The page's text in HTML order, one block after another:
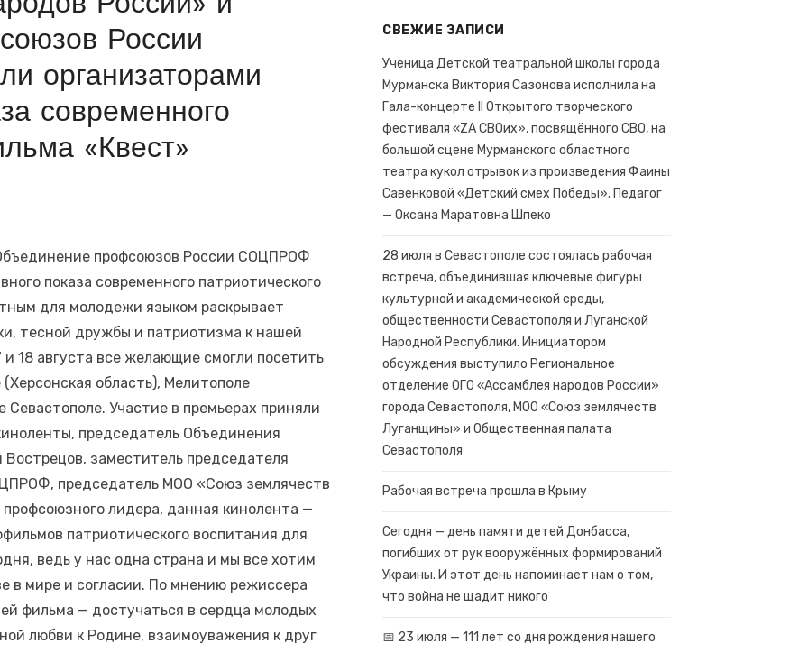
дата в истории нашей страны и всего человечества
о социально-экономическом развитии воссоединенных субъектов России.
России
организаторами
современного
«Квест»
профсоюзов России СОЦПРОФ
показа современного патриотического
для молодежи языком раскрывает
тесной дружбы и патриотизма к нашей
18 августа все желающие смогли посетить
область), Мелитополе
Севастополе. Участие в премьерах приняли
председатель Объединения
заместитель председателя
председатель МОО «Союз землячеств
лидера, данная кинолента —
патриотического воспитания для
ведь у нас одна страна и мы все хотим
в мире и согласии. По мнению режиссера
фильма — достучаться в сердца молодых
любви к Родине, взаимоуважения к друг
СВЕЖИЕ ЗАПИСИ
Ученица Детской театральной школы города
Мурманска Виктория Сазонова исполнила на
Гала-концерте II Открытого творческого
фестиваля «ZA СВОих», посвящённого СВО, на
большой сцене Мурманского областного
театра кукол отрывок из произведения Фаины
Савенковой «Детский смех Победы». Педагог
— Оксана Маратовна Шпеко
28 июля в Севастополе состоялась рабочая
встреча, объединившая ключевые фигуры
культурной и академической среды,
общественности Севастополя и Луганской
Народной Республики. Инициатором
обсуждения выступило Региональное
отделение ОГО «Ассамблея народов России»
города Севастополя, МОО «Союз землячеств
Луганщины» и Общественная палата
Севастополя
Рабочая встреча прошла в Крыму
Сегодня — день памяти детей Донбасса,
погибших от рук вооружённых формирований
Украины. И этот день напоминает нам о том,
что война не щадит никого
📅 23 июля — 111 лет со дня рождения нашего